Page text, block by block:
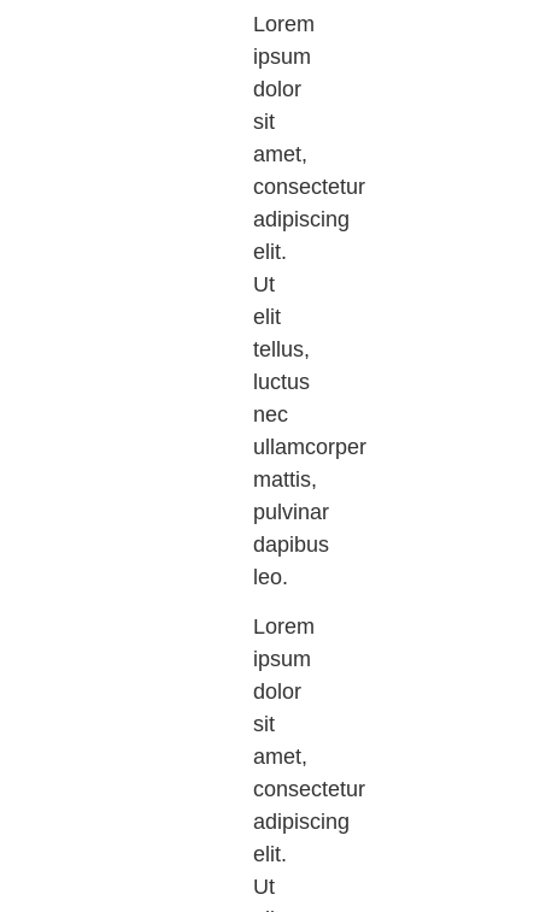
Lorem
ipsum
dolor
sit
amet,
consectetur
adipiscing
elit.
Ut
elit
tellus,
luctus
nec
ullamcorper
mattis,
pulvinar
dapibus
leo.
Lorem
ipsum
dolor
sit
amet,
consectetur
adipiscing
elit.
Ut